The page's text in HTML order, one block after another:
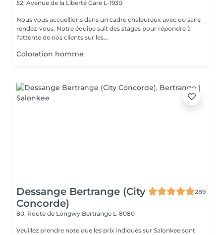
52, Avenue de la Liberté Gare L-1930
Nous vous accueillons dans un cadre chaleureux avec ou sans
rendez-vous. Notre équipe suit des stages pour répondre à
l'attente de nos clients sur les...
Coloration homme
Dessange Bertrange (City
Concorde)
289
80, Route de Longwy Bertrange L-8080
Veuillez prendre note que les prix indiqués sur Salonkee sont